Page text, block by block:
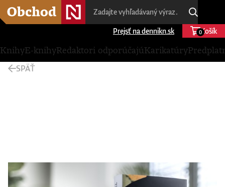
Prejsť na dennikn.sk Košík
0
KnihyE-knihyRedaktori odporúčajúKarikatúry
SPÄŤ